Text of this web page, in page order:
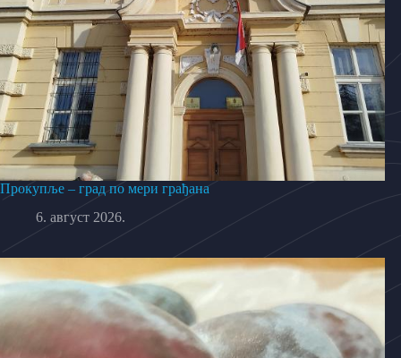
Прокупље – град по мери грађана
6. август 2026.